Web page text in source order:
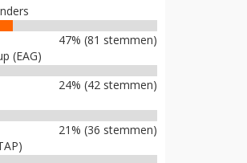
47% (81 stemmen)
(EAG)
24% (42 stemmen)
21% (36 stemmen)